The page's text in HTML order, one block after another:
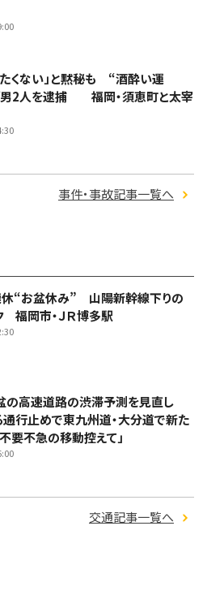
たくない」と黙秘も “酒酔い運
2人を逮捕 福岡・須恵町と太宰
事件・事故記事一覧へ
休“お盆休み” 山陽新幹線下りの
福岡市・ＪＲ博多駅
盆の高速道路の渋滞予測を見直し
行止めで東九州道・大分道で新た
要不急の移動控えて」
交通記事一覧へ